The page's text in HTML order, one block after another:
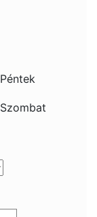
Péntek
Szombat